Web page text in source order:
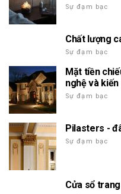
Sự đạm bạc
Chất lượng
Sự đạm bạc
Mặt tiền
nghệ và
Sự đạm bạc
Pilasters -
Sự đạm bạc
Cửa sổ